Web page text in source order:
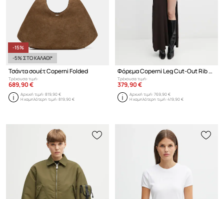
-15%
-5% ΣΤΟ ΚΑΛΑΘΙ*
Τσάντα σουέτ Coperni Folded
Τρέχουσα τιμή:
689,90 €
Αρχική τιμή:819,90 €
Η χαμηλότερη τιμή:819,90 €
Φόρεμα Coperni Leg Cut-Out Rib Gown
Τρέχουσα τιμή:
379,90 €
Αρχική τιμή:769,90 €
Η χαμηλότερη τιμή:419,90 €